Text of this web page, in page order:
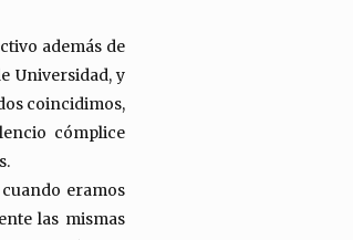
además de
Universidad, y
coincidimos,
cómplice
eramos
las mismas